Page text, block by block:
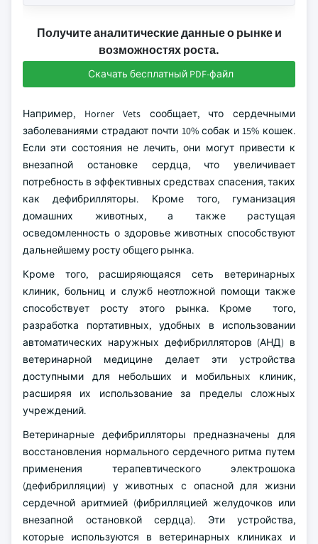
Получите аналитические данные о рынке и
возможностях роста.
Скачать бесплатный PDF-файл
Например, Horner Vets сообщает, что сердечными
заболеваниями страдают почти 10% собак и 15% кошек.
Если эти состояния не лечить, они могут привести к
внезапной остановке сердца, что увеличивает
потребность в эффективных средствах спасения, таких
как дефибрилляторы. Кроме того, гуманизация
домашних животных, а также растущая
осведомленность о здоровье животных способствуют
дальнейшему росту общего рынка.
Кроме того, расширяющаяся сеть ветеринарных
клиник, больниц и служб неотложной помощи также
способствует росту этого рынка. Кроме того,
разработка портативных, удобных в использовании
автоматических наружных дефибрилляторов (АНД) в
ветеринарной медицине делает эти устройства
доступными для небольших и мобильных клиник,
расширяя их использование за пределы сложных
учреждений.
Ветеринарные дефибрилляторы предназначены для
восстановления нормального сердечного ритма путем
применения терапевтического электрошока
(дефибрилляции) у животных с опасной для жизни
сердечной аритмией (фибрилляцией желудочков или
внезапной остановкой сердца). Эти устройства,
которые используются в ветеринарных клиниках и